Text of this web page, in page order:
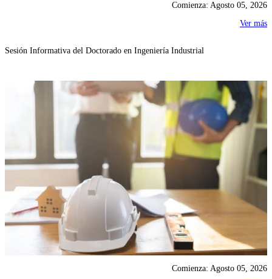
Comienza: Agosto 05, 2026
Ver más
Sesión Informativa del Doctorado en Ingeniería Industrial
Comienza: Agosto 05, 2026